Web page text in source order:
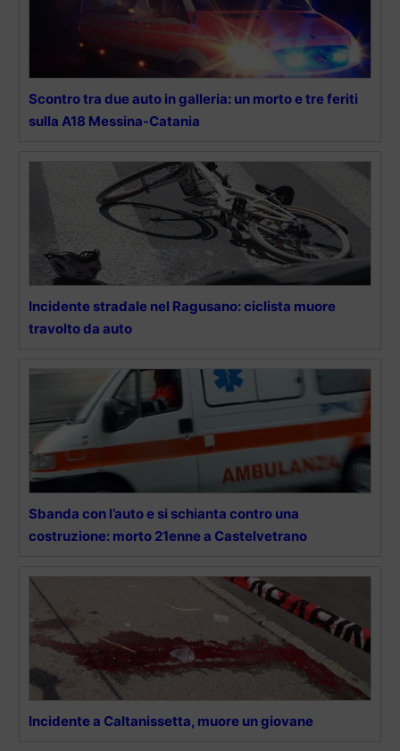
Scontro tra due auto in galleria: un morto e tre feriti
sulla A18 Messina-Catania
Incidente stradale nel Ragusano: ciclista muore
travolto da auto
Sbanda con l’auto e si schianta contro una
costruzione: morto 21enne a Castelvetrano
Incidente a Caltanissetta, muore un giovane